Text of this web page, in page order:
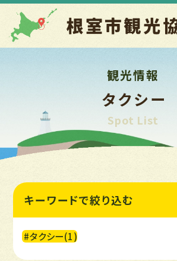
観光情報
タクシー
Spot List
キーワードで絞り込む
#タクシー(1)